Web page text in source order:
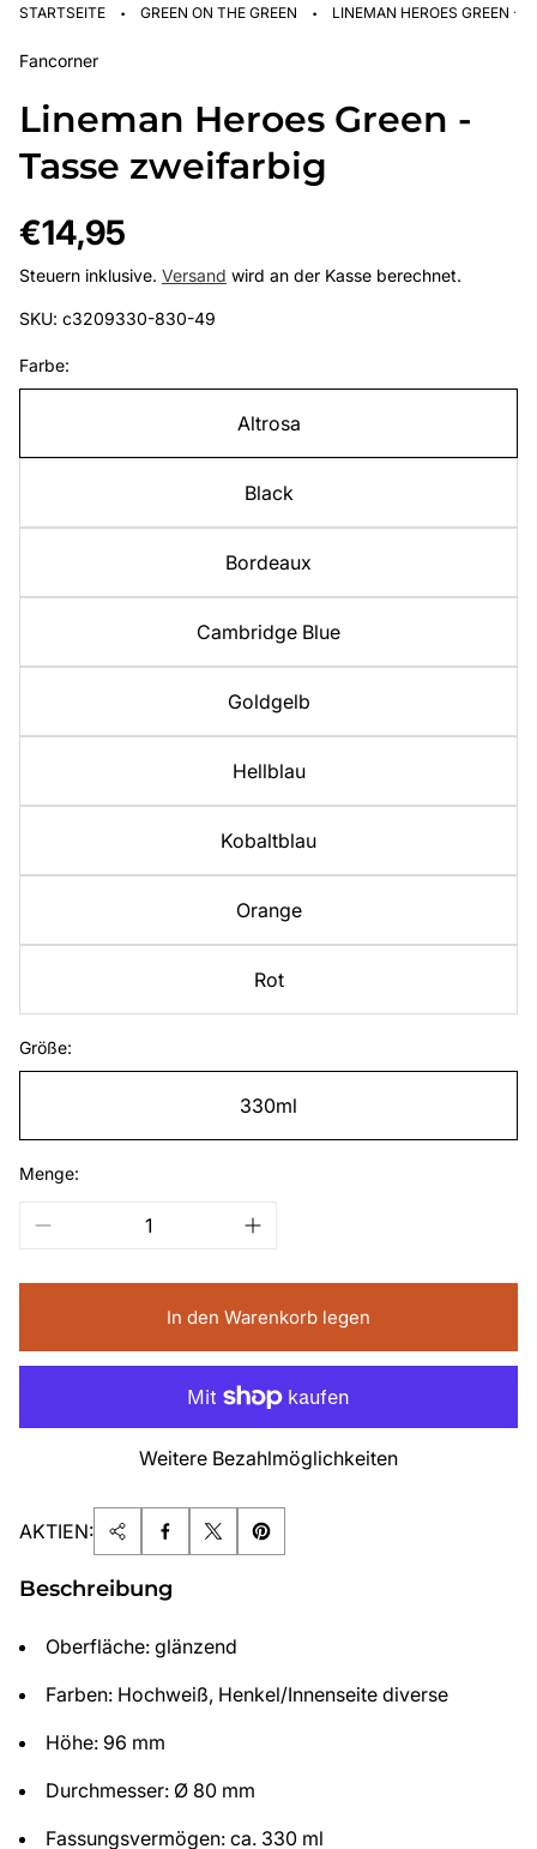
STARTSEITE · GREEN ON THE GREEN · LINEMAN HEROES GREEN -
Fancorner
Lineman Heroes Green -
Tasse zweifarbig
Regulärer
Preis
€14,95
Steuern inklusive. Versand wird an der Kasse berechnet.
SKU: c3209330-830-49
Farbe:
Altrosa
Black
Bordeaux
Cambridge Blue
Goldgelb
Hellblau
Kobaltblau
Orange
Rot
Größe:
330ml
Menge:
In den Warenkorb legen
Weitere Bezahlmöglichkeiten
AKTIEN:
Beschreibung
Oberfläche: glänzend
Farben: Hochweiß, Henkel/Innenseite diverse
Höhe: 96 mm
Durchmesser: Ø 80 mm
Fassungsvermögen: ca. 330 ml